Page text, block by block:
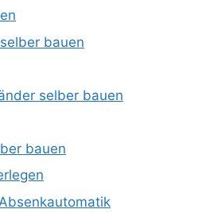
bauen
selber bauen
bauen